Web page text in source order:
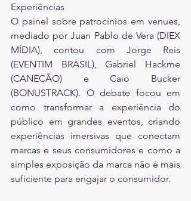
Experiências
O painel sobre patrocínios em venues,
mediado por Juan Pablo de Vera (DIEX
MÍDIA), contou com Jorge Reis
(EVENTIM BRASIL), Gabriel Hackme
(CANECÃO) e Caio Bucker
(BONUSTRACK). O debate focou em
como transformar a experiência do
público em grandes eventos, criando
experiências imersivas que conectam
marcas e seus consumidores e como a
simples exposição da marca não é mais
suficiente para engajar o consumidor.